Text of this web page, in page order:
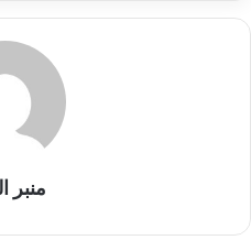
منبر